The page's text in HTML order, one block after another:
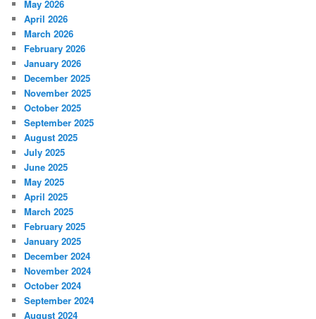
May 2026
April 2026
March 2026
February 2026
January 2026
December 2025
November 2025
October 2025
September 2025
August 2025
July 2025
June 2025
May 2025
April 2025
March 2025
February 2025
January 2025
December 2024
November 2024
October 2024
September 2024
August 2024